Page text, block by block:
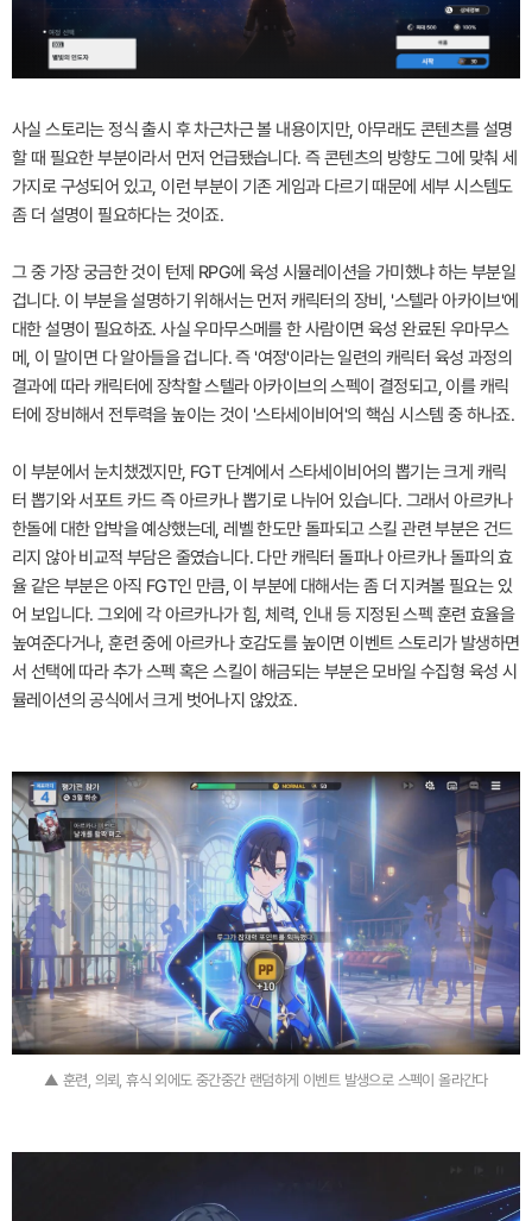
사실 스토리는 정식 출시 후 차근차근 볼 내용이지만, 아무래도 콘텐츠를 설명
할 때 필요한 부분이라서 먼저 언급됐습니다. 즉 콘텐츠의 방향도 그에 맞춰 세
가지로 구성되어 있고, 이런 부분이 기존 게임과 다르기 때문에 세부 시스템도
좀 더 설명이 필요하다는 것이죠.
그 중 가장 궁금한 것이 턴제 RPG에 육성 시뮬레이션을 가미했냐 하는 부분일
겁니다. 이 부분을 설명하기 위해서는 먼저 캐릭터의 장비, '스텔라 아카이브'에
대한 설명이 필요하죠. 사실 우마무스메를 한 사람이면 육성 완료된 우마무스
메, 이 말이면 다 알아들을 겁니다. 즉 '여정'이라는 일련의 캐릭터 육성 과정의
결과에 따라 캐릭터에 장착할 스텔라 아카이브의 스펙이 결정되고, 이를 캐릭
터에 장비해서 전투력을 높이는 것이 '스타세이비어'의 핵심 시스템 중 하나죠.
이 부분에서 눈치챘겠지만, FGT 단계에서 스타세이비어의 뽑기는 크게 캐릭
터 뽑기와 서포트 카드 즉 아르카나 뽑기로 나뉘어 있습니다. 그래서 아르카나
한돌에 대한 압박을 예상했는데, 레벨 한도만 돌파되고 스킬 관련 부분은 건드
리지 않아 비교적 부담은 줄였습니다. 다만 캐릭터 돌파나 아르카나 돌파의 효
율 같은 부분은 아직 FGT인 만큼, 이 부분에 대해서는 좀 더 지켜볼 필요는 있
어 보입니다. 그외에 각 아르카나가 힘, 체력, 인내 등 지정된 스펙 훈련 효율을
높여준다거나, 훈련 중에 아르카나 호감도를 높이면 이벤트 스토리가 발생하면
서 선택에 따라 추가 스펙 혹은 스킬이 해금되는 부분은 모바일 수집형 육성 시
뮬레이션의 공식에서 크게 벗어나지 않았죠.
▲ 훈련, 의뢰, 휴식 외에도 중간중간 랜덤하게 이벤트 발생으로 스펙이 올라간다